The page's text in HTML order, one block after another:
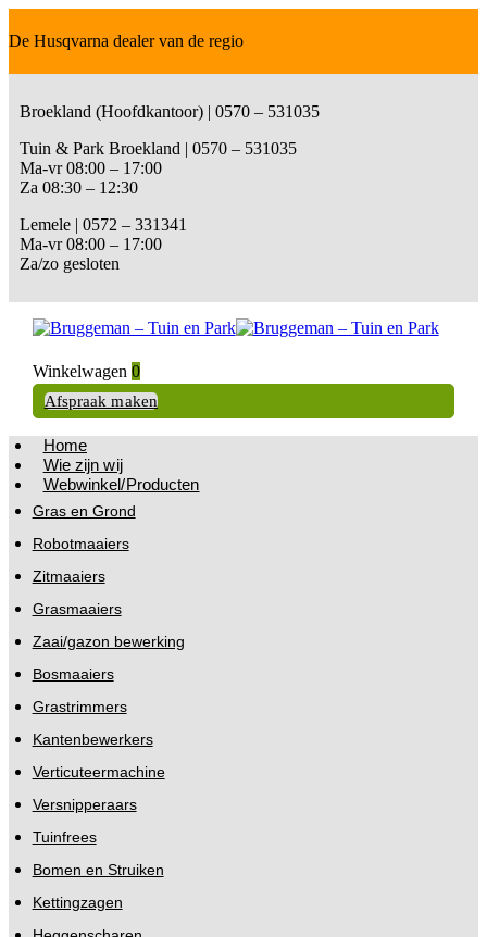
De Husqvarna dealer van de regio
Broekland (Hoofdkantoor) | 0570 – 531035
Tuin & Park Broekland | 0570 – 531035
Ma-vr 08:00 – 17:00
Za 08:30 – 12:30
Lemele | 0572 – 331341
Ma-vr 08:00 – 17:00
Za/zo gesloten
Winkelwagen 0
Afspraak maken
Home
Wie zijn wij
Webwinkel/Producten
Gras en Grond
Robotmaaiers
Zitmaaiers
Grasmaaiers
Zaai/gazon bewerking
Bosmaaiers
Grastrimmers
Kantenbewerkers
Verticuteermachine
Versnipperaars
Tuinfrees
Bomen en Struiken
Kettingzagen